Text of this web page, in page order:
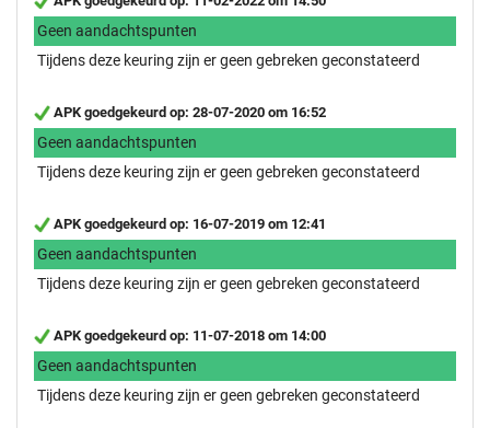
Geen aandachtspunten
Tijdens deze keuring zijn er geen gebreken geconstateerd
APK goedgekeurd op: 28-07-2020 om 16:52
Geen aandachtspunten
Tijdens deze keuring zijn er geen gebreken geconstateerd
APK goedgekeurd op: 16-07-2019 om 12:41
Geen aandachtspunten
Tijdens deze keuring zijn er geen gebreken geconstateerd
APK goedgekeurd op: 11-07-2018 om 14:00
Geen aandachtspunten
Tijdens deze keuring zijn er geen gebreken geconstateerd